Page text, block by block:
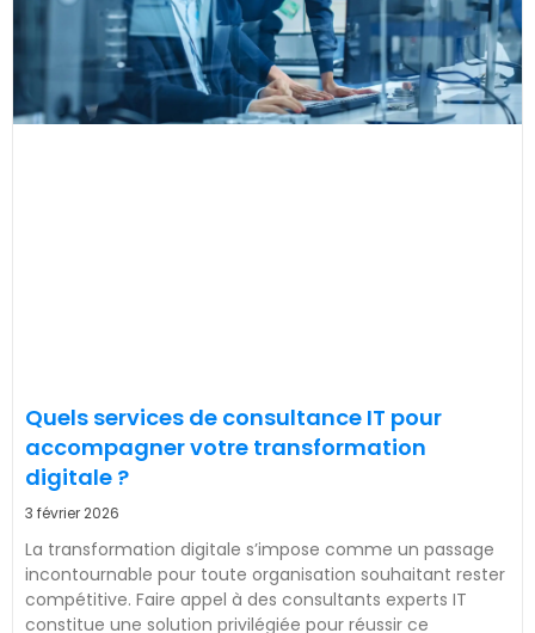
Quels services de consultance IT pour
accompagner votre transformation
digitale ?
3 février 2026
La transformation digitale s’impose comme un passage
incontournable pour toute organisation souhaitant rester
compétitive. Faire appel à des consultants experts IT
constitue une solution privilégiée pour réussir ce